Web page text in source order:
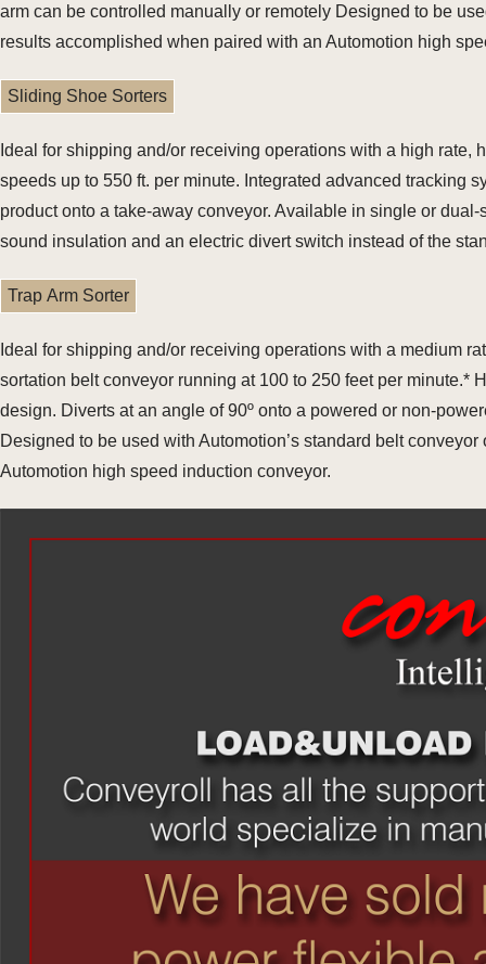
arm can be controlled manually or remotely Designed to be
results accomplished when paired with an Automotion high
Sliding Shoe Sorters
Ideal for shipping and/or receiving operations with a high
speeds up to 550 ft. per minute. Integrated advanced tracking
product onto a take-away conveyor. Available in single or
sound insulation and an electric divert switch instead of the
Trap Arm Sorter
Ideal for shipping and/or receiving operations with a medium
sortation belt conveyor running at 100 to 250 feet per minute.*
design. Diverts at an angle of 90º onto a powered or non-
Designed to be used with Automotion’s standard belt
Automotion high speed induction conveyor.